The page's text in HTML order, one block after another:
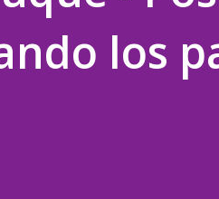
los